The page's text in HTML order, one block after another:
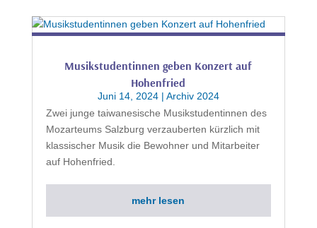
Musikstudentinnen geben Konzert auf
Hohenfried
Juni 14, 2024| Archiv 2024
Zwei junge taiwanesische Musikstudentinnen des
Mozarteums Salzburg verzauberten kürzlich mit
klassischer Musik die Bewohner und Mitarbeiter
auf Hohenfried.
mehr lesen